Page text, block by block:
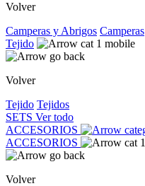
Volver
Camperas y Abrigos Camperas
Tejido
Volver
Tejido Tejidos
SETS Ver todo
ACCESORIOS
ACCESORIOS
Volver